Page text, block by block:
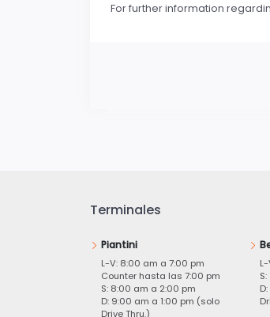
For further information
Terminales
Piantini
L-V: 8:00 am a 7:00 pm
Counter hasta las 7:00 pm
S: 8:00 am a 2:00 pm
D: 9:00 am a 1:00 pm (solo
Drive Thru.)